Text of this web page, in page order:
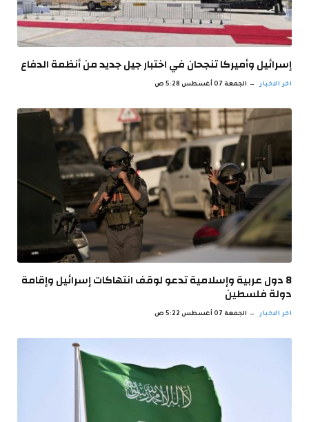
إسرائيل وأميركا تنجحان في اختبار جيل جديد من أنظمة الدفاع
اخر الاخبار الجمعة 07 أغسطس 5:28 ص
8 دول عربية وإسلامية تدعو لوقف انتهاكات إسرائيل وإقامة
دولة فلسطين
اخر الاخبار الجمعة 07 أغسطس 5:22 ص